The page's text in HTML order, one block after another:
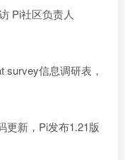
Pi社区负责人
survey信息调研表，
更新，Pi发布1.21版